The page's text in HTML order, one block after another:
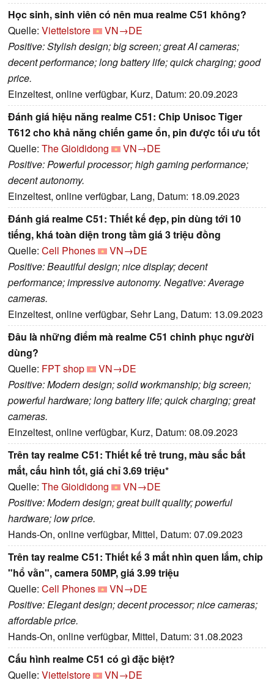
Học sinh, sinh viên có nên mua realme C51 không?
Quelle: Viettelstore
VN→DE
Positive: Stylish design; big screen; great AI cameras;
decent performance; long battery life; quick charging; good
price.
Einzeltest, online verfügbar, Kurz, Datum: 20.09.2023
Đánh giá hiệu năng realme C51: Chip Unisoc Tiger
T612 cho khả năng chiến game ổn, pin được tối ưu tốt
Quelle: The Gioididong
VN→DE
Positive: Powerful processor; high gaming performance;
decent autonomy.
Einzeltest, online verfügbar, Lang, Datum: 18.09.2023
Đánh giá realme C51: Thiết kế đẹp, pin dùng tới 10
tiếng, khá toàn diện trong tầm giá 3 triệu đồng
Quelle: Cell Phones
VN→DE
Positive: Beautiful design; nice display; decent
performance; impressive autonomy. Negative: Average
cameras.
Einzeltest, online verfügbar, Sehr Lang, Datum: 13.09.2023
Đâu là những điểm mà realme C51 chinh phục người
dùng?
Quelle: FPT shop
VN→DE
Positive: Modern design; solid workmanship; big screen;
powerful hardware; long battery life; quick charging; great
cameras.
Einzeltest, online verfügbar, Kurz, Datum: 08.09.2023
Trên tay realme C51: Thiết kế trẻ trung, màu sắc bắt
mắt, cấu hình tốt, giá chỉ 3.69 triệu*
Quelle: The Gioididong
VN→DE
Positive: Modern design; great built quality; powerful
hardware; low price.
Hands-On, online verfügbar, Mittel, Datum: 07.09.2023
Trên tay realme C51: Thiết kế 3 mắt nhìn quen lắm, chip
"hổ vằn", camera 50MP, giá 3.99 triệu
Quelle: Cell Phones
VN→DE
Positive: Elegant design; decent processor; nice cameras;
affordable price.
Hands-On, online verfügbar, Mittel, Datum: 31.08.2023
Cấu hình realme C51 có gì đặc biệt?
Quelle: Viettelstore
VN→DE